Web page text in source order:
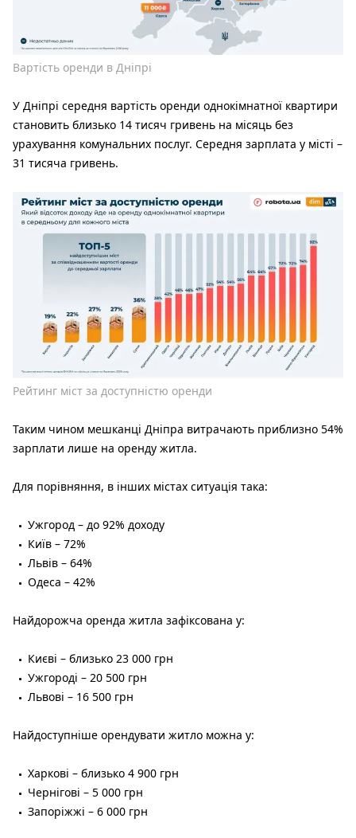
Вартість оренди в Дніпрі
У Дніпрі середня вартість оренди однокімнатної квартири
становить близько 14 тисяч гривень на місяць без
урахування комунальних послуг. Середня зарплата у місті –
31 тисяча гривень.
Рейтинг міст за доступністю оренди
Таким чином мешканці Дніпра витрачають приблизно 54%
зарплати лише на оренду житла.
Для порівняння, в інших містах ситуація така:
Ужгород – до 92% доходу
Київ – 72%
Львів – 64%
Одеса – 42%
Найдорожча оренда житла зафіксована у:
Києві – близько 23 000 грн
Ужгороді – 20 500 грн
Львові – 16 500 грн
Найдоступніше орендувати житло можна у:
Харкові – близько 4 900 грн
Чернігові – 5 000 грн
Запоріжжі – 6 000 грн